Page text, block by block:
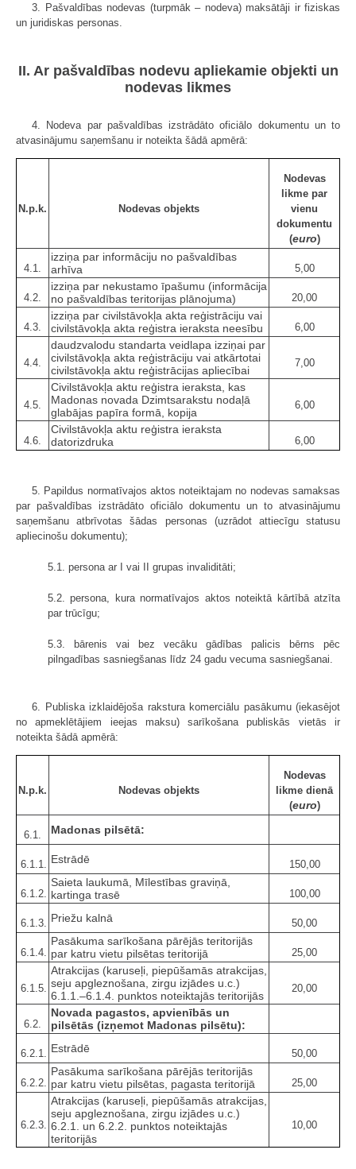
3. Pašvaldības nodevas (turpmāk – nodeva) maksātāji ir fiziskas
un juridiskas personas.
II. Ar pašvaldības nodevu apliekamie objekti un
nodevas likmes
4. Nodeva par pašvaldības izstrādāto oficiālo dokumentu un to
atvasinājumu saņemšanu ir noteikta šādā apmērā:
N.p.k. Nodevas objekts
Nodevas
likme par
vienu
dokumentu
(euro)
4.1.
izziņa par informāciju no pašvaldības
arhīva
5,00
4.2.
izziņa par nekustamo īpašumu (informācija
no pašvaldības teritorijas plānojuma)
20,00
4.3.
izziņa par civilstāvokļa akta reģistrāciju vai
civilstāvokļa akta reģistra ieraksta neesību
6,00
4.4.
daudzvalodu standarta veidlapa izziņai par
civilstāvokļa akta reģistrāciju vai atkārtotai
civilstāvokļa aktu reģistrācijas apliecībai
7,00
4.5.
Civilstāvokļa aktu reģistra ieraksta, kas
Madonas novada Dzimtsarakstu nodaļā
glabājas papīra formā, kopija
6,00
4.6.
Civilstāvokļa aktu reģistra ieraksta
datorizdruka
6,00
5. Papildus normatīvajos aktos noteiktajam no nodevas samaksas
par pašvaldības izstrādāto oficiālo dokumentu un to atvasinājumu
saņemšanu atbrīvotas šādas personas (uzrādot attiecīgu statusu
apliecinošu dokumentu);
5.1. persona ar I vai II grupas invaliditāti;
5.2. persona, kura normatīvajos aktos noteiktā kārtībā atzīta
par trūcīgu;
5.3. bārenis vai bez vecāku gādības palicis bērns pēc
pilngadības sasniegšanas līdz 24 gadu vecuma sasniegšanai.
6. Publiska izklaidējoša rakstura komerciālu pasākumu (iekasējot
no apmeklētājiem ieejas maksu) sarīkošana publiskās vietās ir
noteikta šādā apmērā:
N.p.k. Nodevas objekts
Nodevas
likme dienā
(euro)
6.1. Madonas pilsētā:
6.1.1. Estrādē 150,00
6.1.2.
Saieta laukumā, Mīlestības graviņā,
kartinga trasē
100,00
6.1.3. Priežu kalnā 50,00
6.1.4.
Pasākuma sarīkošana pārējās teritorijās
par katru vietu pilsētas teritorijā
25,00
6.1.5.
Atrakcijas (karuseļi, piepūšamās atrakcijas,
seju apgleznošana, zirgu izjādes u.c.)
6.1.1.–6.1.4. punktos noteiktajās teritorijās
20,00
6.2.
Novada pagastos, apvienībās un
pilsētās (izņemot Madonas pilsētu):
6.2.1. Estrādē 50,00
6.2.2.
Pasākuma sarīkošana pārējās teritorijās
par katru vietu pilsētas, pagasta teritorijā
25,00
6.2.3.
Atrakcijas (karuseļi, piepūšamās atrakcijas,
seju apgleznošana, zirgu izjādes u.c.)
6.2.1. un 6.2.2. punktos noteiktajās
teritorijās
10,00